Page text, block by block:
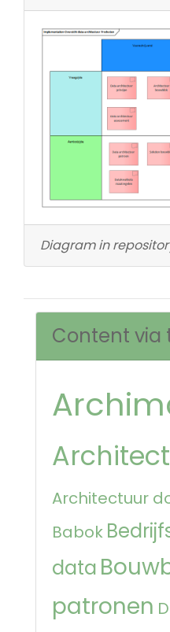
Diagram in
Content via
Architectuur
Babok
data
patronen